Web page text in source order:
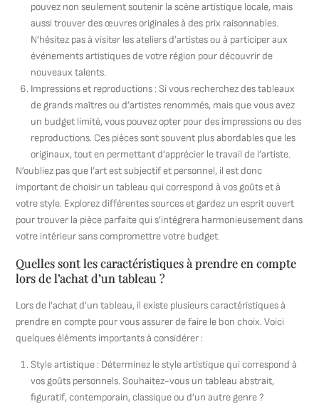
pouvez non seulement soutenir la scène artistique locale, mais
aussi trouver des œuvres originales à des prix raisonnables.
N’hésitez pas à visiter les ateliers d’artistes ou à participer aux
événements artistiques de votre région pour découvrir de
nouveaux talents.
Impressions et reproductions : Si vous recherchez des tableaux
de grands maîtres ou d’artistes renommés, mais que vous avez
un budget limité, vous pouvez opter pour des impressions ou des
reproductions. Ces pièces sont souvent plus abordables que les
originaux, tout en permettant d’apprécier le travail de l’artiste.
N’oubliez pas que l’art est subjectif et personnel, il est donc
important de choisir un tableau qui correspond à vos goûts et à
votre style. Explorez différentes sources et gardez un esprit ouvert
pour trouver la pièce parfaite qui s’intégrera harmonieusement dans
votre intérieur sans compromettre votre budget.
Quelles sont les caractéristiques à prendre en compte
lors de l’achat d’un tableau ?
Lors de l’achat d’un tableau, il existe plusieurs caractéristiques à
prendre en compte pour vous assurer de faire le bon choix. Voici
quelques éléments importants à considérer :
Style artistique : Déterminez le style artistique qui correspond à
vos goûts personnels. Souhaitez-vous un tableau abstrait,
figuratif, contemporain, classique ou d’un autre genre ?